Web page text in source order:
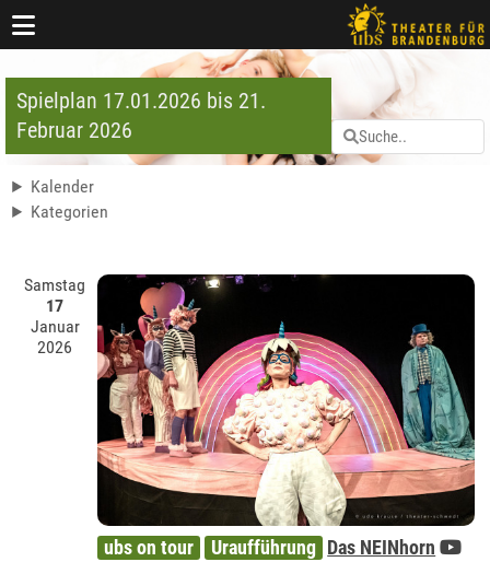
Spielplan 17.01.2026 bis 21.
Februar 2026
Kalender
Kategorien
Samstag
17
Januar
2026
ubs on tour Uraufführung Das NEINhorn